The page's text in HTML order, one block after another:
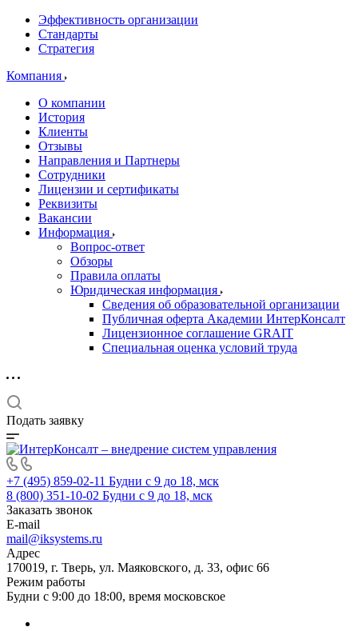
Эффективность организации
Стандарты
Стратегия
Компания
О компании
История
Клиенты
Отзывы
Направления и Партнеры
Сотрудники
Лицензии и сертификаты
Реквизиты
Вакансии
Информация
Вопрос-ответ
Обзоры
Правила оплаты
Юридическая информация
Сведения об образовательной организации
Публичная оферта Академии ИнтерКонсалт
Лицензионное соглашение GRAIT
Специальная оценка условий труда
Подать заявку
+7 (495) 859-02-11 Будни с 9 до 18, мск
8 (800) 351-10-02 Будни с 9 до 18, мск
Заказать звонок
E-mail
mail@iksystems.ru
Адрес
170019, г. Тверь, ул. Маяковского, д. 33, офис 66
Режим работы
Будни с 9:00 до 18:00, время московское